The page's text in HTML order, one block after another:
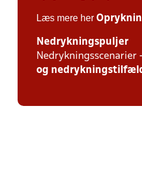
Læs mere her
Nedrykningspuljer
Nedrykningsscenarier
og